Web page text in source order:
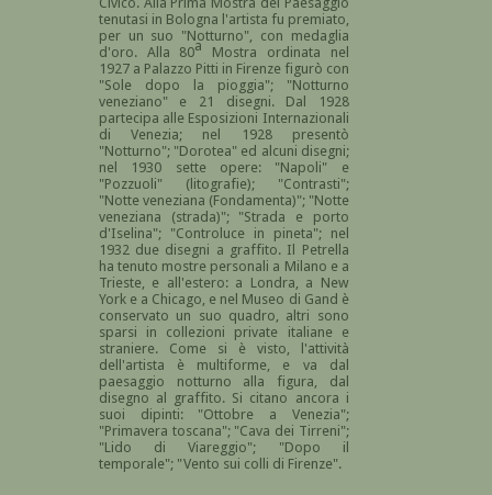
tenutasi in Bologna l'artista fu premiato,
per un suo "Notturno", con medaglia
d'oro. Alla 80a Mostra ordinata nel
1927 a Palazzo Pitti in Firenze figurò con
"Sole dopo la pioggia"; "Notturno
veneziano" e 21 disegni. Dal 1928
partecipa alle Esposizioni Internazionali
di Venezia; nel 1928 presentò
"Notturno"; "Dorotea" ed alcuni disegni;
nel 1930 sette opere: "Napoli" e
"Pozzuoli" (litografie); "Contrasti";
"Notte veneziana (Fondamenta)"; "Notte
veneziana (strada)"; "Strada e porto
d'Iselina"; "Controluce in pineta"; nel
1932 due disegni a graffito. Il Petrella
ha tenuto mostre personali a Milano e a
Trieste, e all'estero: a Londra, a New
York e a Chicago, e nel Museo di Gand è
conservato un suo quadro, altri sono
sparsi in collezioni private italiane e
straniere. Come si è visto, l'attività
dell'artista è multiforme, e va dal
paesaggio notturno alla figura, dal
disegno al graffito. Si citano ancora i
suoi dipinti: "Ottobre a Venezia";
"Primavera toscana"; "Cava dei Tirreni";
"Lido di Viareggio"; "Dopo il
temporale"; "Vento sui colli di Firenze".